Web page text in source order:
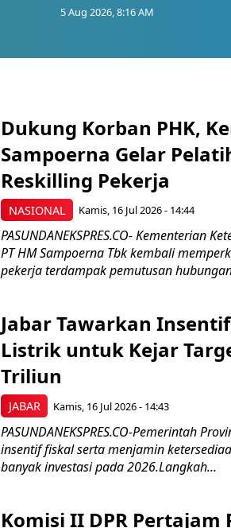
5 Aug 2026, 8:16 AM
NASIONAL
Dukung Korban PHK,
Sampoerna Gelar
Reskilling Pekerja
Kamis, 16 Jul 2026 - 14:44
PASUNDANEKSPRES.CO- Kementerian
PT HM Sampoerna Tbk kembali
pekerja terdampak pemutusan
JABAR
Jabar Tawarkan
Listrik untuk Kejar
Triliun
Kamis, 16 Jul 2026 - 14:43
PASUNDANEKSPRES.CO-Pemerintah
insentif fiskal serta menjamin
banyak investasi pada 2026.Langkah...
Komisi II DPR Pertajam